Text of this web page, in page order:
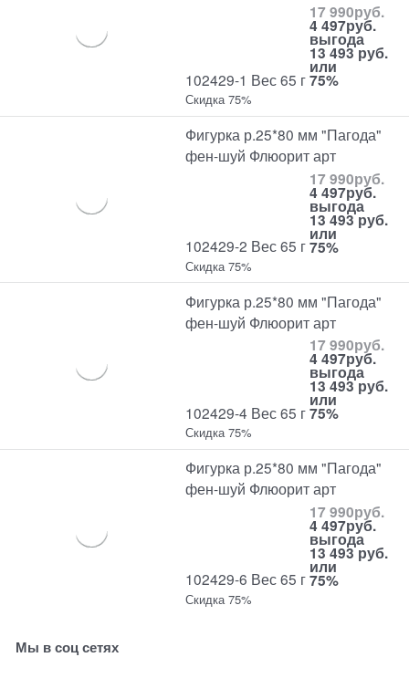
102429-1 Вес 65 г
17 990руб.
4 497руб.
выгода
13 493 руб.
или
75%
Скидка 75%
Фигурка р.25*80 мм "Пагода"
фен-шуй Флюорит арт
102429-2 Вес 65 г
17 990руб.
4 497руб.
выгода
13 493 руб.
или
75%
Скидка 75%
Фигурка р.25*80 мм "Пагода"
фен-шуй Флюорит арт
102429-4 Вес 65 г
17 990руб.
4 497руб.
выгода
13 493 руб.
или
75%
Скидка 75%
Фигурка р.25*80 мм "Пагода"
фен-шуй Флюорит арт
102429-6 Вес 65 г
17 990руб.
4 497руб.
выгода
13 493 руб.
или
75%
Скидка 75%
Мы в соц сетях